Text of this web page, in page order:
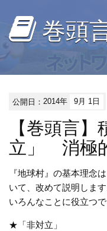
巻頭
公開日：2014年 9月 1日
【巻頭言
立」 消極
『地球村』の基本理念
いて、改めて説明しま
いろんなことに役立つで
★「非対立」